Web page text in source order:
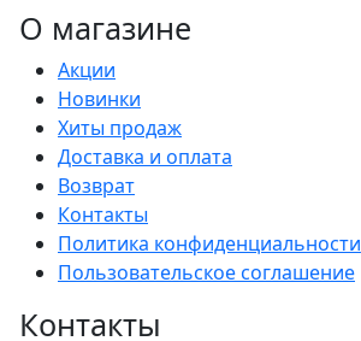
О магазине
Акции
Новинки
Хиты продаж
Доставка и оплата
Возврат
Контакты
Политика конфиденциальности
Пользовательское соглашение
Контакты